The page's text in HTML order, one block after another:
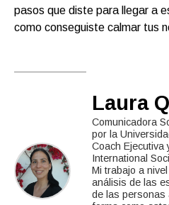
pasos que diste para llegar a
como conseguiste calmar tus
Laura
Comunicadora
por la
Coach Ejecutiva
International
Mi trabajo a
análisis de las
de las personas